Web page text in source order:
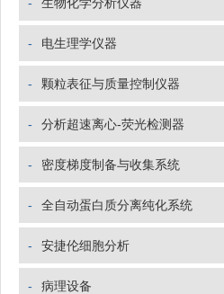
- 电生理学仪器
- 颗粒表征与质量控制仪器
- 分析超速离心-荧光检测器
- 密度梯度制备与收集系统
- 全自动蛋白质分离纯化系统
- 安捷伦细胞分析
- 病理设备